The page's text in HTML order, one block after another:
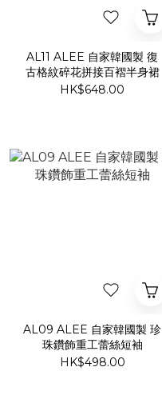
AL11 ALEE 自家韓國製 復
古格紋碎花拼接百褶半身裙
HK$648.00
AL09 ALEE 自家韓國製 珍
珠鑽飾重工蕾絲短袖
HK$498.00